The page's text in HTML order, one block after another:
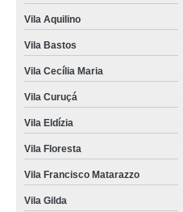
Vila Aquilino
Vila Bastos
Vila Cecília Maria
Vila Curuçá
Vila Eldízia
Vila Floresta
Vila Francisco Matarazzo
Vila Gilda